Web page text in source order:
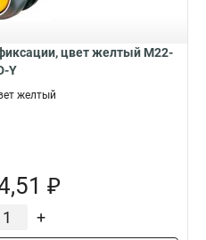
цвет желтый M22-
Y
желтый
₽
+